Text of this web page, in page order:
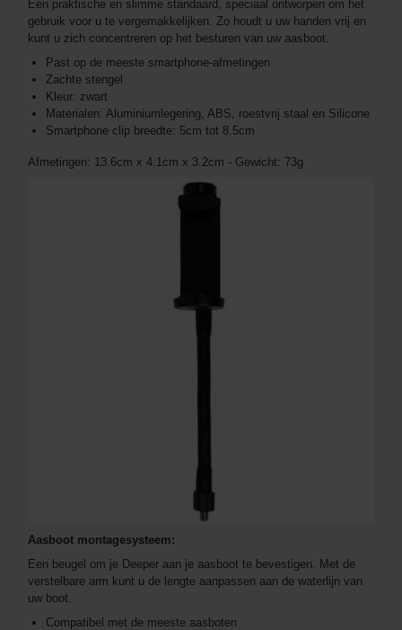
Een praktische en slimme standaard, speciaal ontworpen om het
gebruik voor u te vergemakkelijken. Zo houdt u uw handen vrij en
kunt u zich concentreren op het besturen van uw aasboot.
Past op de meeste smartphone-afmetingen
Zachte stengel
Kleur: zwart
Materialen: Aluminiumlegering, ABS, roestvrij staal en Silicone
Smartphone clip breedte: 5cm tot 8.5cm
Afmetingen: 13.6cm x 4.1cm x 3.2cm - Gewicht: 73g
Aasboot montagesysteem:
Een beugel om je Deeper aan je aasboot te bevestigen. Met de
verstelbare arm kunt u de lengte aanpassen aan de waterlijn van
uw boot.
Compatibel met de meeste aasboten